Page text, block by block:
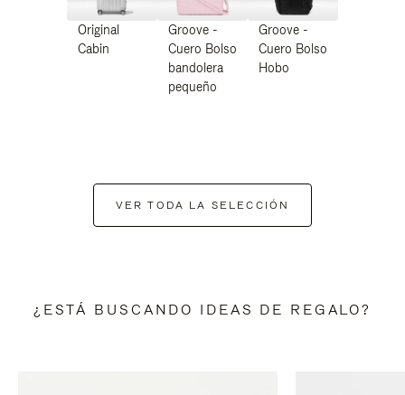
Original
Cabin
Groove -
Cuero Bolso
bandolera
pequeño
Groove -
Cuero Bolso
Hobo
VER TODA LA SELECCIÓN
¿ESTÁ BUSCANDO IDEAS DE REGALO?